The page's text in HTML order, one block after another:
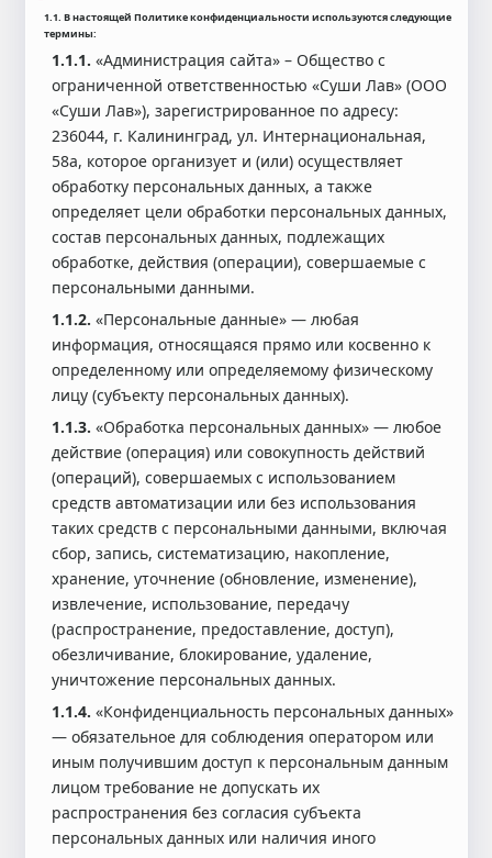
1.1. В настоящей Политике конфиденциальности используются следующие
термины:
1.1.1. «Администрация сайта» – Общество с
ограниченной ответственностью «Суши Лав» (ООО
«Суши Лав»), зарегистрированное по адресу:
236044, г. Калининград, ул. Интернациональная,
58а, которое организует и (или) осуществляет
обработку персональных данных, а также
определяет цели обработки персональных данных,
состав персональных данных, подлежащих
обработке, действия (операции), совершаемые с
персональными данными.
1.1.2. «Персональные данные» — любая
информация, относящаяся прямо или косвенно к
определенному или определяемому физическому
лицу (субъекту персональных данных).
1.1.3. «Обработка персональных данных» — любое
действие (операция) или совокупность действий
(операций), совершаемых с использованием
средств автоматизации или без использования
таких средств с персональными данными, включая
сбор, запись, систематизацию, накопление,
хранение, уточнение (обновление, изменение),
извлечение, использование, передачу
(распространение, предоставление, доступ),
обезличивание, блокирование, удаление,
уничтожение персональных данных.
1.1.4. «Конфиденциальность персональных данных»
— обязательное для соблюдения оператором или
иным получившим доступ к персональным данным
лицом требование не допускать их
распространения без согласия субъекта
персональных данных или наличия иного